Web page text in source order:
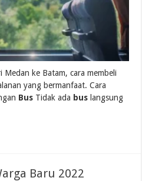
Medan ke Batam, cara membeli
yang bermanfaat. Cara
Bus Tidak ada bus langsung
Baru 2022